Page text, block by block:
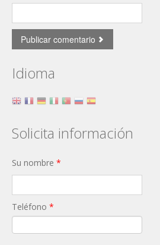
Idioma
Solicita información
Su nombre *
Teléfono *